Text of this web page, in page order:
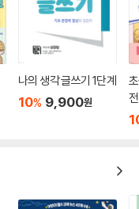
나의 생각 글쓰기 1단계
10% 9,900원